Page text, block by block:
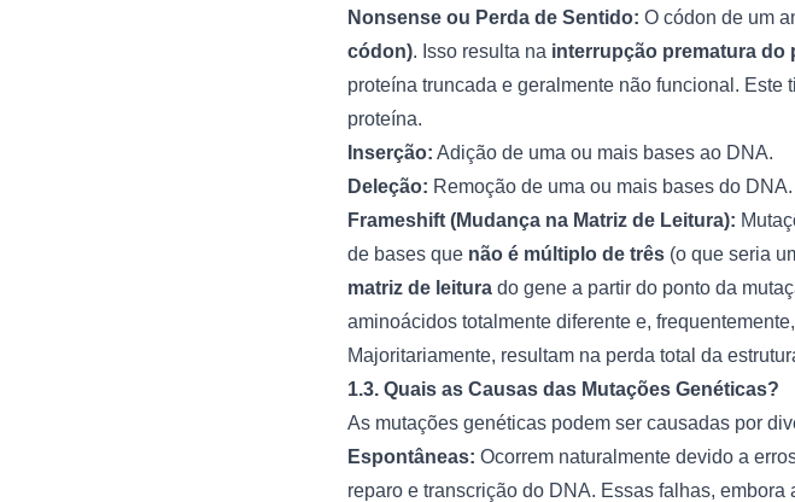
Nonsense ou Perda de Sentido: O códon de um
códon). Isso resulta na interrupção prematura do
proteína truncada e geralmente não funcional.
proteína.
Inserção: Adição de uma ou mais bases ao DNA.
Deleção: Remoção de uma ou mais bases do DNA.
Frameshift (Mudança na Matriz de Leitura):
de bases que não é múltiplo de três (o que seria
matriz de leitura do gene a partir do ponto da
aminoácidos totalmente diferente e,
Majoritariamente, resultam na perda total da
1.3. Quais as Causas das Mutações Genéticas?
As mutações genéticas podem ser causadas por
Espontâneas: Ocorrem naturalmente devido a
reparo e transcrição do DNA. Essas falhas,